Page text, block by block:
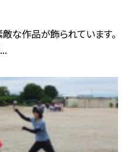
な作品が飾られています。